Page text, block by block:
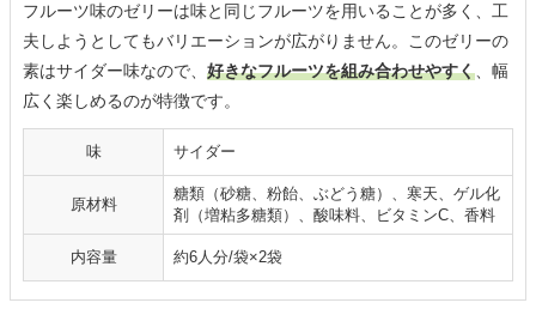
フルーツ味のゼリーは味と同じフルーツを用いることが多く、工
夫しようとしてもバリエーションが広がりません。このゼリーの
素はサイダー味なので、 好きなフルーツを組み合わせやすく、幅
広く楽しめるのが特徴です。
味 サイダー
原材料
糖類（砂糖、粉飴、ぶどう糖）、寒天、ゲル化
剤（増粘多糖類）、酸味料、ビタミンC、香料
内容量 約6人分/袋×2袋